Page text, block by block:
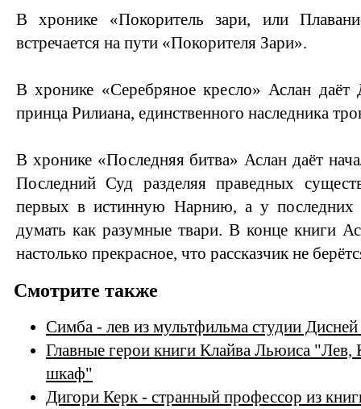
В хронике «Покоритель зари, или
встречается на пути «Покорителя Зари».
В хронике «Серебряное кресло» Аслан
принца Рилиана, единственного наследника
В хронике «Последняя битва» Аслан даёт
Последний Суд разделяя праведных
первых в истинную Нарнию, а у последних
думать как разумные твари. В конце книги
настолько прекрасное, что рассказчик не
Смотрите также
Симба - лев из мультфильма студии
Главные герои книги Клайва Льюиса "Лев,
шкаф"
Дигори Керк - странный профессор из